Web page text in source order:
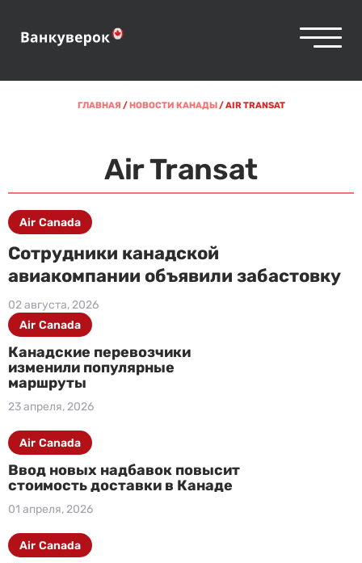
ГЛАВНАЯ /НОВОСТИ КАНАДЫ/AIR TRANSAT
Air Transat
Сотрудники канадской
авиакомпании объявили забастовку
02 августа, 2026
Air Canada
Канадские перевозчики
изменили популярные
маршруты
23 апреля, 2026
Air Canada
Ввод новых надбавок повысит
стоимость доставки в Канаде
01 апреля, 2026
Air Canada
Air Canada